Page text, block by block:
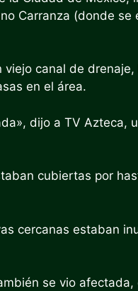
Carranza (donde
canal de
en el área.
dijo a TV Azteca,
cubiertas por
cercanas estaban
se vio afectada,